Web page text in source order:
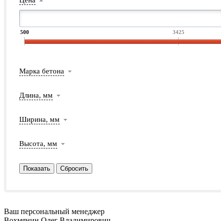
500 3425
Марка бетона
Длина, мм
Ширина, мм
Высота, мм
Ваш персональный менеджер